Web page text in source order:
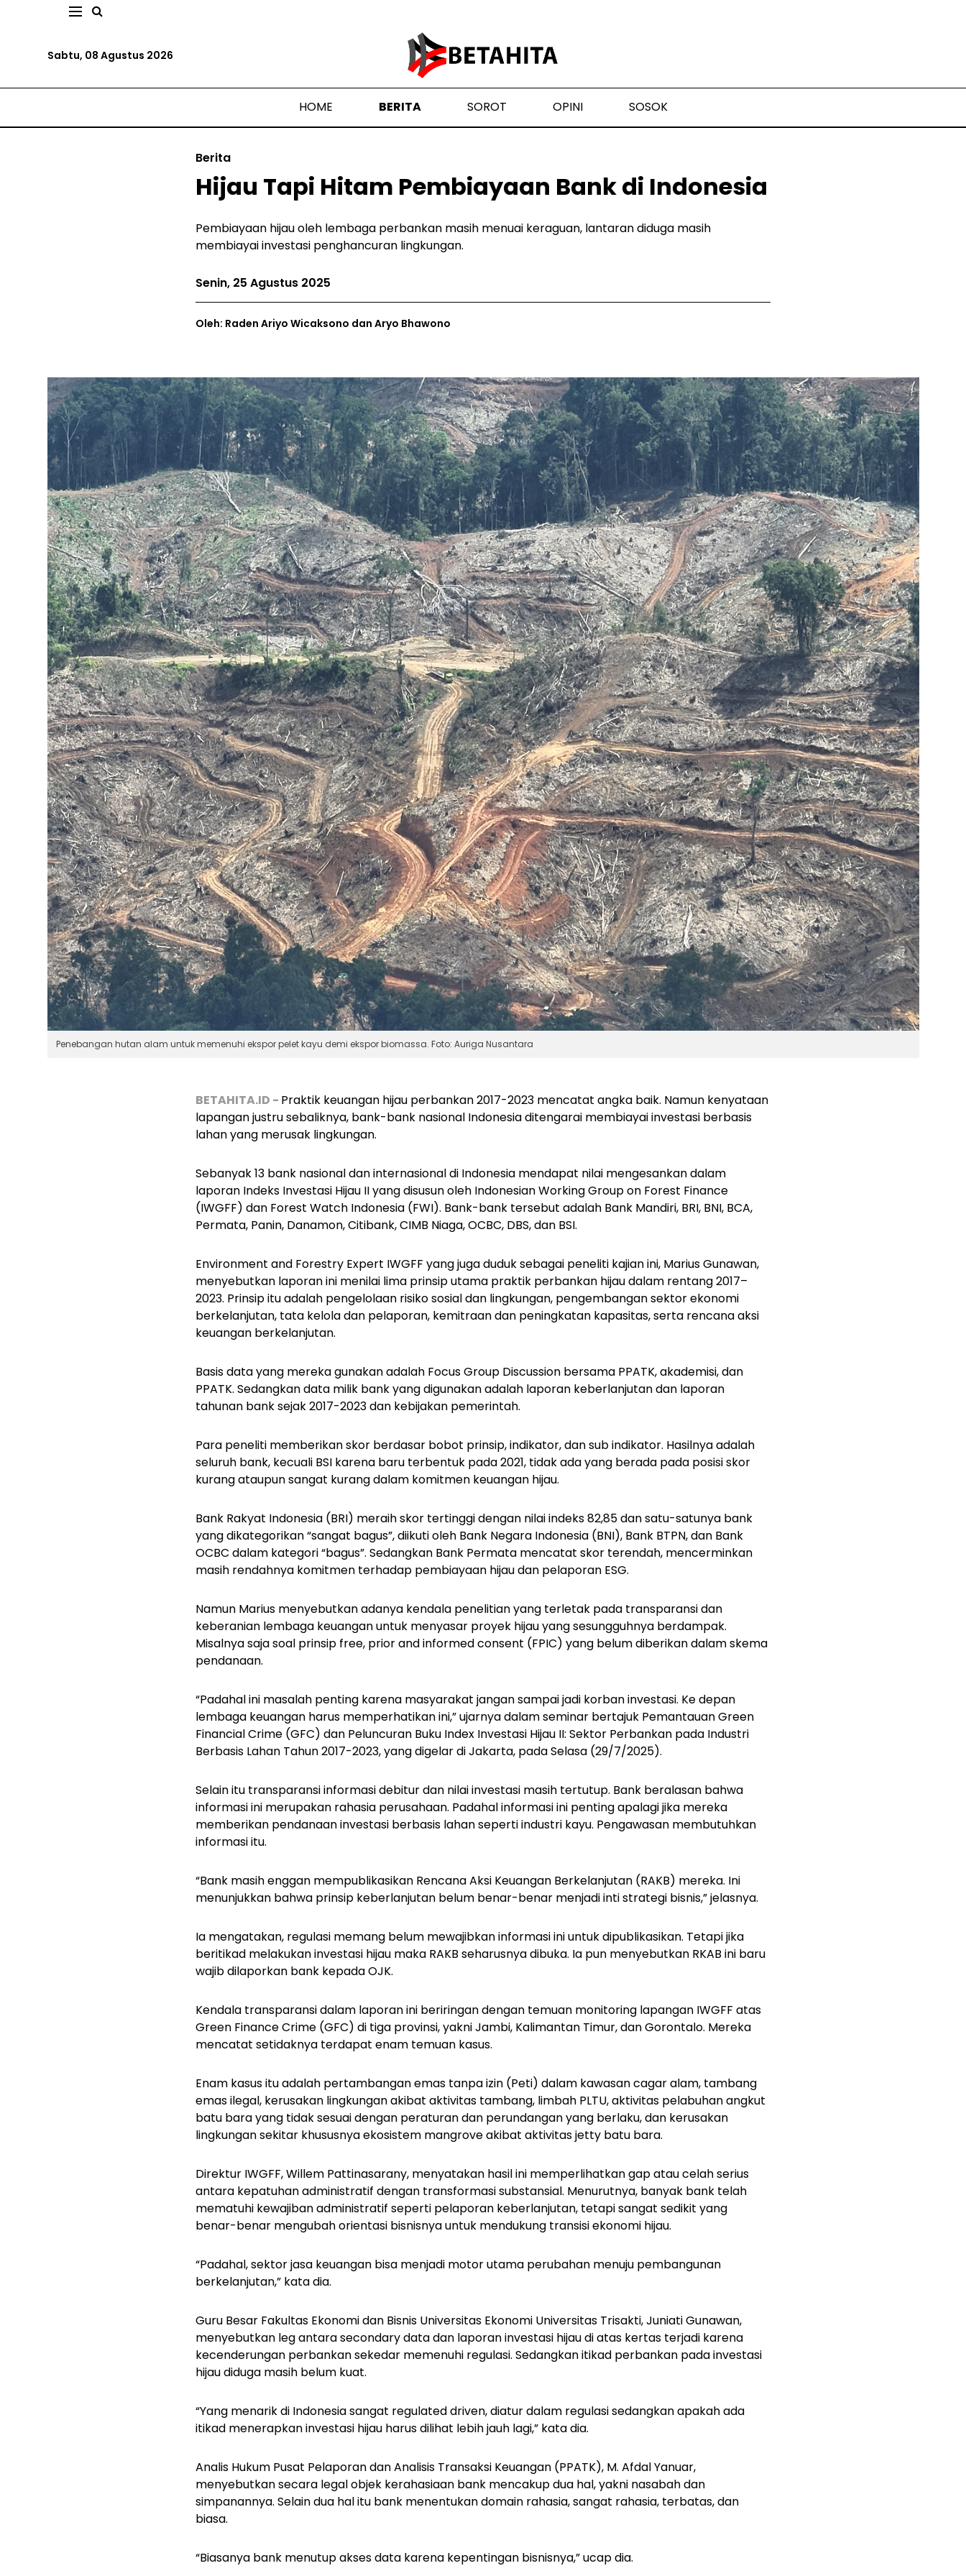
Sabtu, 08 Agustus 2026
HOME BERITA SOROT OPINI SOSOK
Berita
Hijau Tapi Hitam Pembiayaan Bank di Indonesia
Pembiayaan hijau oleh lembaga perbankan masih menuai keraguan, lantaran diduga masih
membiayai investasi penghancuran lingkungan.
Senin, 25 Agustus 2025
Oleh: Raden Ariyo Wicaksono dan Aryo Bhawono
Penebangan hutan alam untuk memenuhi ekspor pelet kayu demi ekspor biomassa. Foto: Auriga Nusantara
BETAHITA.ID - Praktik keuangan hijau perbankan 2017-2023 mencatat angka baik. Namun kenyataan
lapangan justru sebaliknya, bank-bank nasional Indonesia ditengarai membiayai investasi berbasis
lahan yang merusak lingkungan.
Sebanyak 13 bank nasional dan internasional di Indonesia mendapat nilai mengesankan dalam
laporan Indeks Investasi Hijau II yang disusun oleh Indonesian Working Group on Forest Finance
(IWGFF) dan Forest Watch Indonesia (FWI). Bank-bank tersebut adalah Bank Mandiri, BRI, BNI, BCA,
Permata, Panin, Danamon, Citibank, CIMB Niaga, OCBC, DBS, dan BSI.
Environment and Forestry Expert IWGFF yang juga duduk sebagai peneliti kajian ini, Marius Gunawan,
menyebutkan laporan ini menilai lima prinsip utama praktik perbankan hijau dalam rentang 2017–
2023. Prinsip itu adalah pengelolaan risiko sosial dan lingkungan, pengembangan sektor ekonomi
berkelanjutan, tata kelola dan pelaporan, kemitraan dan peningkatan kapasitas, serta rencana aksi
keuangan berkelanjutan.
Basis data yang mereka gunakan adalah Focus Group Discussion bersama PPATK, akademisi, dan
PPATK. Sedangkan data milik bank yang digunakan adalah laporan keberlanjutan dan laporan
tahunan bank sejak 2017-2023 dan kebijakan pemerintah.
Para peneliti memberikan skor berdasar bobot prinsip, indikator, dan sub indikator. Hasilnya adalah
seluruh bank, kecuali BSI karena baru terbentuk pada 2021, tidak ada yang berada pada posisi skor
kurang ataupun sangat kurang dalam komitmen keuangan hijau.
Bank Rakyat Indonesia (BRI) meraih skor tertinggi dengan nilai indeks 82,85 dan satu-satunya bank
yang dikategorikan “sangat bagus”, diikuti oleh Bank Negara Indonesia (BNI), Bank BTPN, dan Bank
OCBC dalam kategori “bagus”. Sedangkan Bank Permata mencatat skor terendah, mencerminkan
masih rendahnya komitmen terhadap pembiayaan hijau dan pelaporan ESG.
Namun Marius menyebutkan adanya kendala penelitian yang terletak pada transparansi dan
keberanian lembaga keuangan untuk menyasar proyek hijau yang sesungguhnya berdampak.
Misalnya saja soal prinsip free, prior and informed consent (FPIC) yang belum diberikan dalam skema
pendanaan.
“Padahal ini masalah penting karena masyarakat jangan sampai jadi korban investasi. Ke depan
lembaga keuangan harus memperhatikan ini,” ujarnya dalam seminar bertajuk Pemantauan Green
Financial Crime (GFC) dan Peluncuran Buku Index Investasi Hijau II: Sektor Perbankan pada Industri
Berbasis Lahan Tahun 2017-2023, yang digelar di Jakarta, pada Selasa (29/7/2025).
Selain itu transparansi informasi debitur dan nilai investasi masih tertutup. Bank beralasan bahwa
informasi ini merupakan rahasia perusahaan. Padahal informasi ini penting apalagi jika mereka
memberikan pendanaan investasi berbasis lahan seperti industri kayu. Pengawasan membutuhkan
informasi itu.
“Bank masih enggan mempublikasikan Rencana Aksi Keuangan Berkelanjutan (RAKB) mereka. Ini
menunjukkan bahwa prinsip keberlanjutan belum benar-benar menjadi inti strategi bisnis,” jelasnya.
Ia mengatakan, regulasi memang belum mewajibkan informasi ini untuk dipublikasikan. Tetapi jika
beritikad melakukan investasi hijau maka RAKB seharusnya dibuka. Ia pun menyebutkan RKAB ini baru
wajib dilaporkan bank kepada OJK.
Kendala transparansi dalam laporan ini beriringan dengan temuan monitoring lapangan IWGFF atas
Green Finance Crime (GFC) di tiga provinsi, yakni Jambi, Kalimantan Timur, dan Gorontalo. Mereka
mencatat setidaknya terdapat enam temuan kasus.
Enam kasus itu adalah pertambangan emas tanpa izin (Peti) dalam kawasan cagar alam, tambang
emas ilegal, kerusakan lingkungan akibat aktivitas tambang, limbah PLTU, aktivitas pelabuhan angkut
batu bara yang tidak sesuai dengan peraturan dan perundangan yang berlaku, dan kerusakan
lingkungan sekitar khususnya ekosistem mangrove akibat aktivitasjetty batu bara.
Direktur IWGFF, Willem Pattinasarany, menyatakan hasil ini memperlihatkangapatau celah serius
antara kepatuhan administratif dengan transformasi substansial. Menurutnya, banyak bank telah
mematuhi kewajiban administratif seperti pelaporan keberlanjutan, tetapi sangat sedikit yang
benar-benar mengubah orientasi bisnisnya untuk mendukung transisi ekonomi hijau.
“Padahal, sektor jasa keuangan bisa menjadi motor utama perubahan menuju pembangunan
berkelanjutan,” kata dia.
Guru Besar Fakultas Ekonomi dan Bisnis Universitas Ekonomi Universitas Trisakti, Juniati Gunawan,
menyebutkan legantarasecondarydata dan laporan investasi hijau di atas kertas terjadi karena
kecenderungan perbankan sekedar memenuhi regulasi. Sedangkan itikad perbankan pada investasi
hijau diduga masih belum kuat.
“Yang menarik di Indonesia sangat regulated driven, diatur dalam regulasi sedangkan apakah ada
itikad menerapkan investasi hijau harus dilihat lebih jauh lagi,” kata dia.
Analis Hukum Pusat Pelaporan dan Analisis Transaksi Keuangan (PPATK), M. Afdal Yanuar,
menyebutkan secara legal objek kerahasiaan bank mencakup dua hal, yakni nasabah dan
simpanannya. Selain dua hal itu bank menentukan domain rahasia, sangat rahasia, terbatas, dan
biasa.
“Biasanya bank menutup akses data karena kepentingan bisnisnya,” ucap dia.